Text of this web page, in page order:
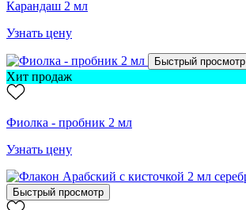
Карандаш 2 мл
Узнать цену
Быстрый просмотр
Хит продаж
Фиолка - пробник 2 мл
Узнать цену
Быстрый просмотр